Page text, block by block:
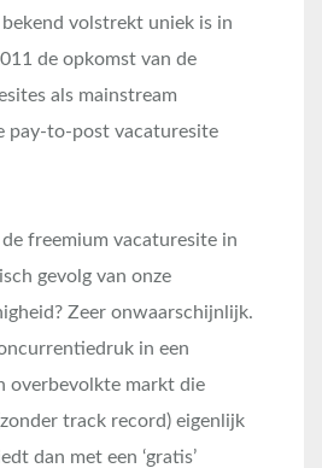
volstrekt uniek is in
de opkomst van de
als mainstream
pay-to-post vacaturesite
de freemium vacaturesite in
gevolg van onze
Zeer onwaarschijnlijk.
in een
overbevolkte markt die
track record) eigenlijk
dan met een ‘gratis’